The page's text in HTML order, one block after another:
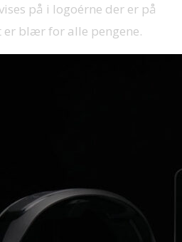
på i logoérne der er på
er blær for alle pengene.